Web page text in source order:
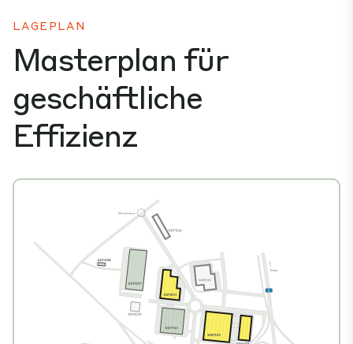
LAGEPLAN
Masterplan für
geschäftliche
Effizienz